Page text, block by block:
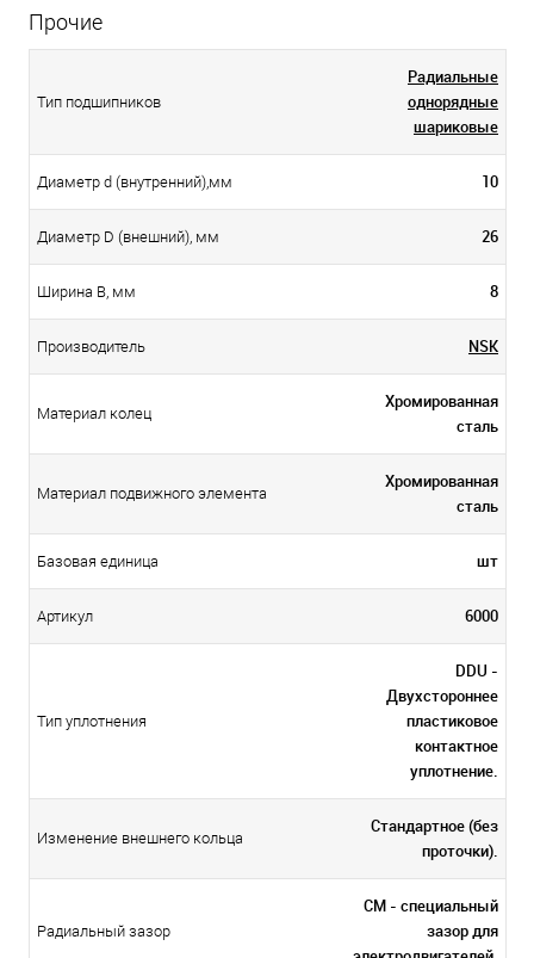
Прочие
Тип подшипников
Радиальные
однорядные
шариковые
Диаметр d (внутренний),мм 10
Диаметр D (внешний), мм 26
Ширина B, мм 8
Производитель NSK
Материал колец
Хромированная
сталь
Материал подвижного элемента
Хромированная
сталь
Базовая единица шт
Артикул 6000
Тип уплотнения
DDU -
Двухстороннее
пластиковое
контактное
уплотнение.
Изменение внешнего кольца
Стандартное (без
проточки).
Радиальный зазор
CM - специальный
зазор для